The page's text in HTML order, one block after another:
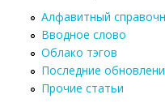
Алфавитный
Вводное слово
Облако тэгов
Последние
Прочие статьи